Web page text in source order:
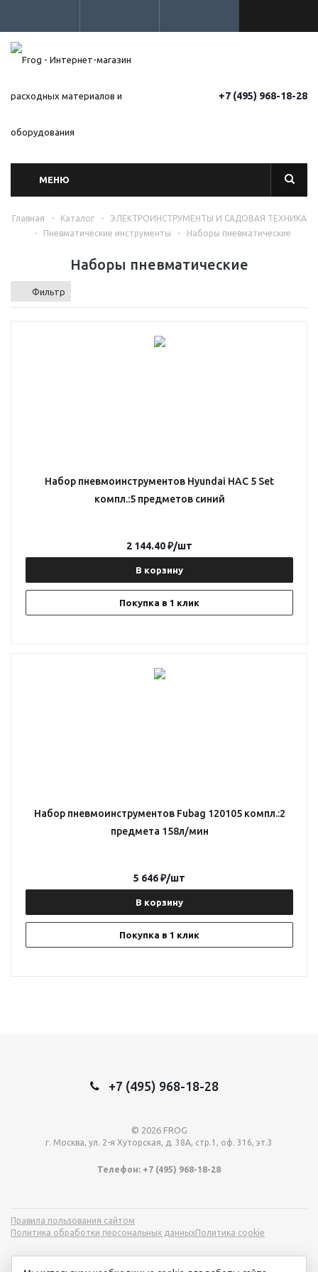
+7 (495) 968-18-28
МЕНЮ
Главная - Каталог -
ЭЛЕКТРОИНСТРУМЕНТЫ И САДОВАЯ ТЕХНИКА
-
Пневматические инструменты - Наборы пневматические
Наборы пневматические
Фильтр
Набор пневмоинструментов Hyundai HAC 5 Set
компл.:5 предметов синий
В корзину
Покупка в 1 клик
2 144.40₽/шт
Набор пневмоинструментов Fubag 120105 компл.:2
предмета 158л/мин
В корзину
Покупка в 1 клик
5 646₽/шт
+7 (495) 968-18-28
© 2026 FROG
г. Москва, ул. 2-я Хуторская, д. 38А, стр.1, оф. 316, эт.3
Телефон: +7 (495) 968-18-28
Правила пользования сайтом
Политика обработки персональных данныхПолитика cookie